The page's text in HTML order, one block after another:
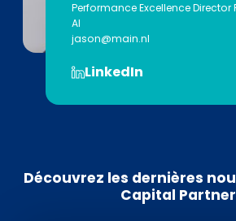
Performance Excellence Director​
AI
jason@main.nl
LinkedIn
Découvrez les dernières
Capital